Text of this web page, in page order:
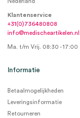
Klantenservice
+31(0)736480808
info@medischeartikelen.nl
Ma. t/m Vrij. 08:30 - 17:00
Informatie
Betaalmogelijkheden
Leveringsinformatie
Retourneren